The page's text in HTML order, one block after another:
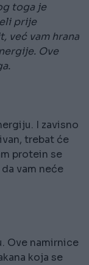
toga je
prije
već vam hrana
Ove
I zavisno
trebat će
protein se
vam neće
Ove namirnice
koja se